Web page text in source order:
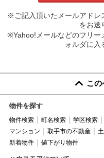
※ご記入頂いたメールアドレ
をお送
※Yahoo!メールなどのフリー
ォルダに入
この
物件を探す
物件検索 町名検索 学区検索
マンション
取手市の不動産
新着物件
値下がり物件